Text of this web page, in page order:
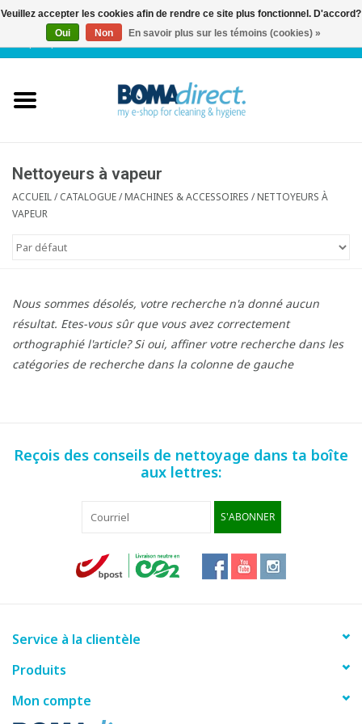
FR| 0 Articles
Service client
Blog
Nettoyeurs à vapeur
ACCUEIL/CATALOGUE/MACHINES & ACCESSOIRES /NETTOYEURS À
VAPEUR
Nous sommes désolés, votre recherche n'a donné aucun
résultat. Etes-vous sûr que vous avez correctement
orthographié l'article? Si oui, affiner votre recherche dans les
catégories de recherche dans la colonne de gauche
Reçois des conseils de nettoyage dans ta boîte
aux lettres:
S'ABONNER
Service à la clientèle
Produits
Mon compte
Veuillez accepter les cookies afin de rendre ce site plus fonctionnel. D'accord?
Oui
Non En savoir plus sur les témoins (cookies) »